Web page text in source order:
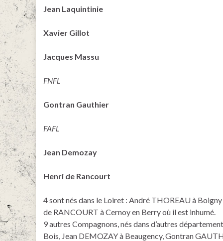
Jean Laquintinie
Xavier Gillot
Jacques Massu
FNFL
Gontran Gauthier
FAFL
Jean Demozay
Henri de Rancourt
4 sont nés dans le Loiret : André THOREAU à
de RANCOURT à Cernoy en Berry où il est inhumé.
9 autres Compagnons, nés dans d’autres
Bois, Jean DEMOZAY à Beaugency, Gontran